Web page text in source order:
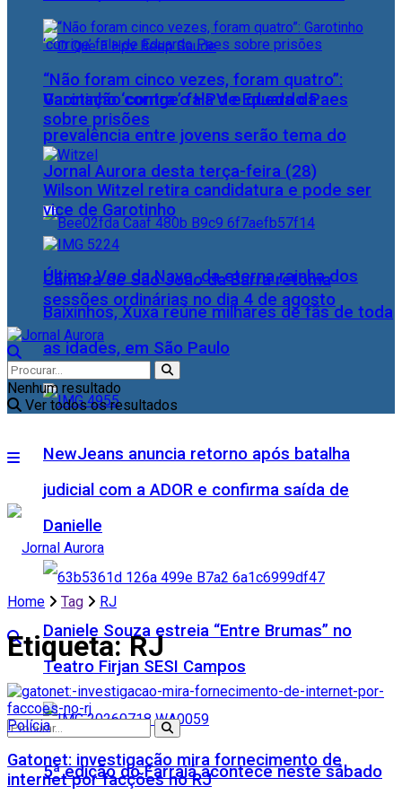
Vacinação contra o HPV e queda da
prevalência entre jovens serão tema do
Jornal Aurora desta terça-feira (28)
Último Voo da Nave, da eterna rainha dos
Baixinhos, Xuxa reúne milhares de fãs de toda
as idades, em São Paulo
NewJeans anuncia retorno após batalha
judicial com a ADOR e confirma saída de
Danielle
Daniele Souza estreia “Entre Brumas” no
Teatro Firjan SESI Campos
5ª edição do Farraiá acontece neste sábado
“Não foram cinco vezes, foram quatro”:
Garotinho ‘corrige’ fala de Eduardo Paes
sobre prisões
Wilson Witzel retira candidatura e pode ser
vice de Garotinho
Câmara de São João da Barra retoma
sessões ordinárias no dia 4 de agosto
Nenhum resultado
Ver todos os resultados
Home Tag RJ
Etiqueta:RJ
Polícia
Gatonet: investigação mira fornecimento de
internet por facções no RJ